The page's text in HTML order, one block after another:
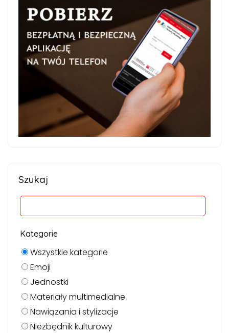
Szukaj
Kategorie
Wszystkie kategorie
Emoji
Jednostki
Materiały multimedialne
Nawiązania i stylizacje
Niezbędnik kulturowy